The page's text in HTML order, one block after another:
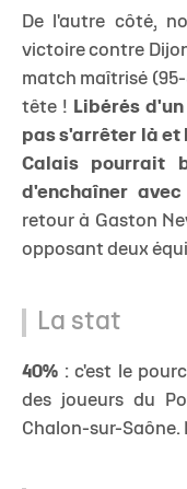
De l'autre côté,
victoire contre
match maîtrisé
tête ! Libérés
pas s'arrêter là et
Calais pourrait
d'enchaîner
retour à Gaston
opposant deux
La stat
40% : c'est le
des joueurs du
Chalon-sur-Saône.